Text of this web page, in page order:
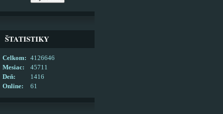
ŠTATISTIKY
Online: 61
Celkom:
4126646
Mesiac:
45711
Deň:
1416